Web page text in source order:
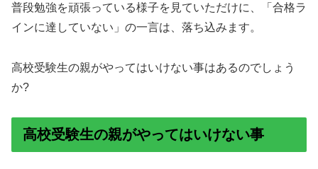
普段勉強を頑張っている様子を見ていただけに、「合格ラ
インに達していない」の一言は、落ち込みます。
高校受験生の親がやってはいけない事はあるのでしょう
か?
高校受験生の親がやってはいけない事